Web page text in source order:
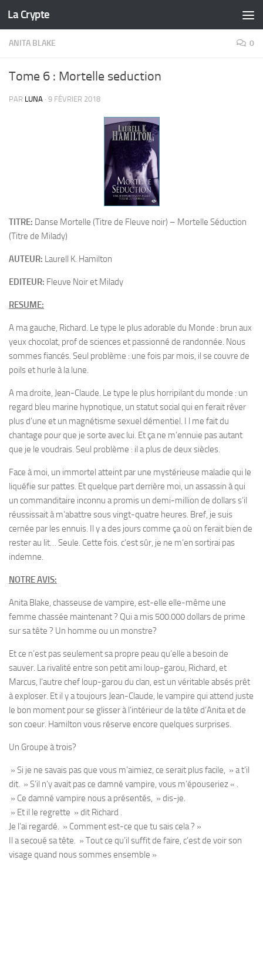
Skip to content
La Crypte
ANITA BLAKE 0
Tome 6 : Mortelle seduction
PAR LUNA · 9 FÉVRIER 2018
TITRE: Danse Mortelle (Titre de Fleuve noir) – Mortelle Séduction
(Titre de Milady)
AUTEUR: Laurell K. Hamilton
EDITEUR: Fleuve Noir et Milady
RESUME:
A ma gauche, Richard. Le type le plus adorable du Monde : brun aux
yeux chocolat, prof de sciences et passionné de randonnée. Nous
sommes fiancés. Seul problème : une fois par mois, il se couvre de
poils et hurle à la lune.
A ma droite, Jean-Claude. Le type le plus horripilant du monde : un
regard bleu marine hypnotique, un statut social qui en ferait rêver
plus d’une et un magnétisme sexuel démentiel. I l me fait du
chantage pour que je sorte avec lui. Et ça ne m’ennuie pas autant
que je le voudrais. Seul problème : il a plus de deux siècles.
Face à moi, un immortel atteint par une mystérieuse maladie qui le
liquéfie sur pattes. Et quelque part derrière moi, un assassin à qui
un commanditaire inconnu a promis un demi-million de dollars s’il
réussissait à m’abattre sous vingt-quatre heures. Bref, je suis
cernée par les ennuis. Il y a des jours comme ça où on ferait bien de
rester au lit… Seule. Cette fois. c’est sûr, je ne m’en sortirai pas
indemne.
NOTRE AVIS:
Anita Blake, chasseuse de vampire, est-elle elle-même une
femme chassée maintenant ? Qui a mis 500.000 dollars de prime
sur sa tête ? Un homme ou un monstre?
Et ce n’est pas seulement sa propre peau qu’elle a besoin de
sauver. La rivalité entre son petit ami loup-garou, Richard, et
Marcus, l’autre chef loup-garou du clan, est un véritable absés prêt
à exploser. Et il y a toujours Jean-Claude, le vampire qui attend juste
le bon moment pour se glisser à l’intérieur de la tête d’Anita et de
son coeur. Hamilton vous réserve encore quelques surprises.
Un Groupe à trois?
» Si je ne savais pas que vous m’aimiez, ce serait plus facile, » a t’il
dit. » S’il n’y avait pas ce damné vampire, vous m’épouseriez « .
» Ce damné vampire nous a présentés, » dis-je.
» Et il le regrette » dit Richard .
Je l’ai regardé. » Comment est-ce que tu sais cela ? »
Il a secoué sa tête. » Tout ce qu’il suffit de faire, c’est de voir son
visage quand nous sommes ensemble »